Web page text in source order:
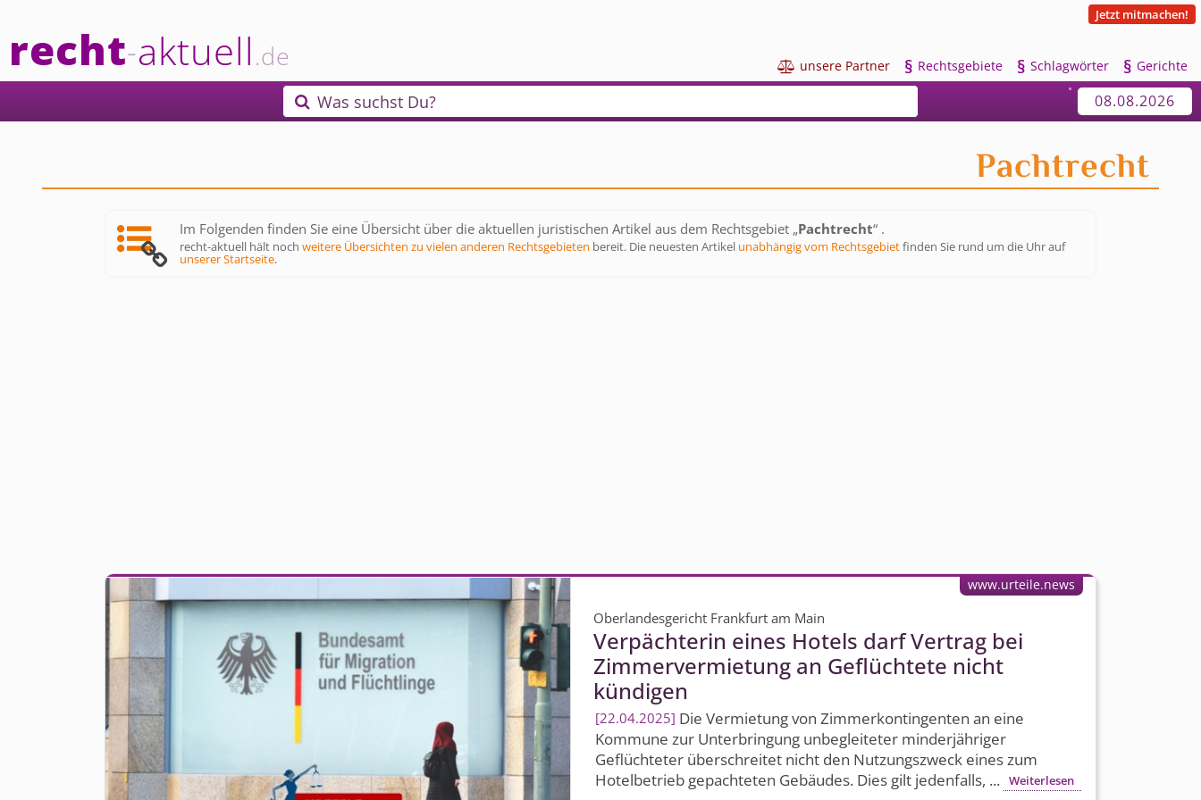
recht-aktuell.de
Jetzt mitmachen!
 unsere Partner § Rechtsgebiete § Schlagwörter § Gerichte
 Was suchst Du? 08.08.2026
Pachtrecht
Im Folgenden finden Sie eine Übersicht über die aktuellen juristischen Artikel aus dem Rechtsgebiet „Pachtrecht“ .
recht-aktuell hält nochweitere Übersichten zu vielen anderen Rechtsgebieten bereit. Die neuesten Artikel unabhängig vom Rechtsgebietfinden Sie rund um die Uhr auf
unserer Startseite.
Oberlandesgericht Frankfurt am Main
Verpächterin eines Hotels darf Vertrag bei
Zimmervermietung an Geflüchtete nicht
kündigen
22.04.2025 Die Vermietung von Zimmerkontingenten an eine
Kommune zur Unterbringung unbegleiteter minderjähriger
Geflüchteter überschreitet nicht den Nutzungszweck eines zum
Hotelbetrieb gepachteten Gebäudes. Dies gilt jedenfalls, ... Weiterlesen
www.urteile.news